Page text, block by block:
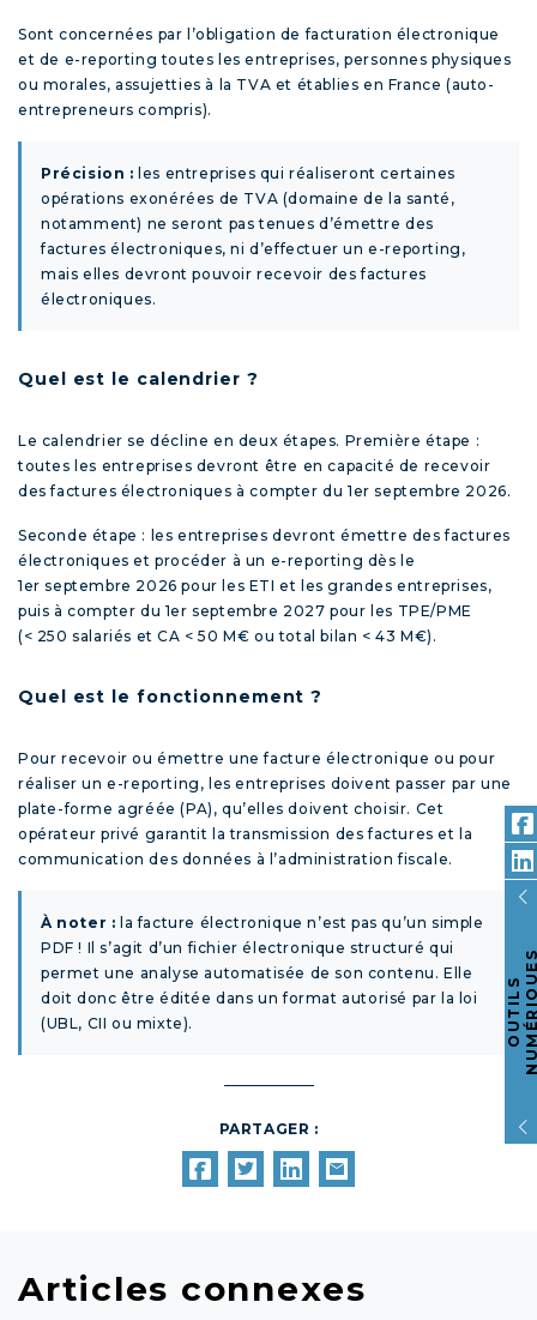
Sont concernées par l’obligation de facturation électronique
et de e-reporting toutes les entreprises, personnes physiques
ou morales, assujetties à la TVA et établies en France (auto-
entrepreneurs compris).
Précision : les entreprises qui réaliseront certaines
opérations exonérées de TVA (domaine de la santé,
notamment) ne seront pas tenues d’émettre des
factures électroniques, ni d’effectuer un e-reporting,
mais elles devront pouvoir recevoir des factures
électroniques.
Quel est le calendrier ?
Le calendrier se décline en deux étapes. Première étape :
toutes les entreprises devront être en capacité de recevoir
des factures électroniques à compter du 1er septembre 2026.
Seconde étape : les entreprises devront émettre des factures
électroniques et procéder à un e-reporting dès le
1er septembre 2026 pour les ETI et les grandes entreprises,
puis à compter du 1er septembre 2027 pour les TPE/PME
(< 250 salariés et CA < 50 M€ ou total bilan < 43 M€).
Quel est le fonctionnement ?
Pour recevoir ou émettre une facture électronique ou pour
réaliser un e-reporting, les entreprises doivent passer par une
plate-forme agréée (PA), qu’elles doivent choisir. Cet
opérateur privé garantit la transmission des factures et la
communication des données à l’administration fiscale.
À noter : la facture électronique n’est pas qu’un simple
PDF ! Il s’agit d’un fichier électronique structuré qui
permet une analyse automatisée de son contenu. Elle
doit donc être éditée dans un format autorisé par la loi
(UBL, CII ou mixte).
PARTAGER :
Articles connexes
O
U
T
I
L
S
N
U
M
É
R
I
Q
U
E